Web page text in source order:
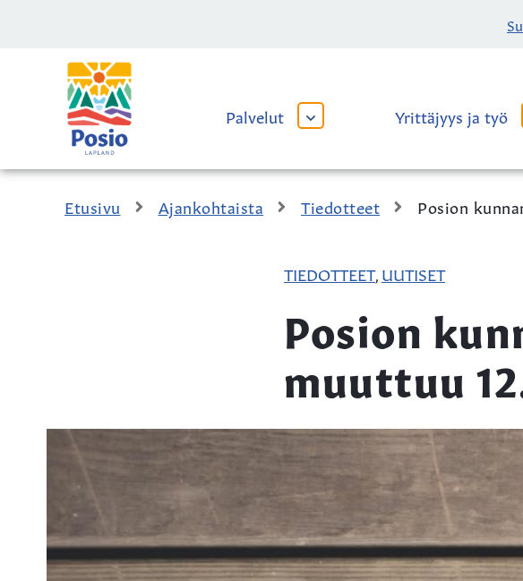
Kaupungin
logo
Palvelut
AVAA
ALAVALIKKO
Yrittäjyys ja työ
Etusivu Ajankohtaista Tiedotteet Posion
TIEDOTTEET, UUTISET
Posion
muuttuu